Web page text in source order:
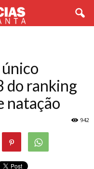
do ranking
natação
942